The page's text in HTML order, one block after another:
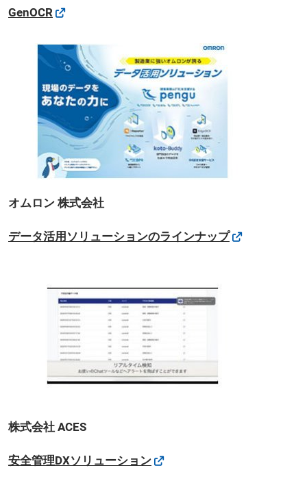
GenOCR
オムロン 株式会社
データ活用ソリューションのラインナップ
株式会社 ACES
安全管理DXソリューション